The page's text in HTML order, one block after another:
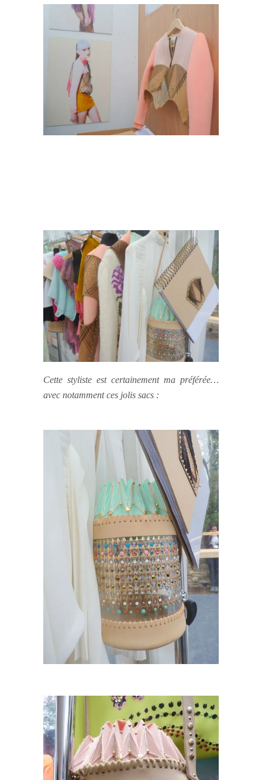
Cette styliste est certainement ma préférée…
avec notamment ces jolis sacs :